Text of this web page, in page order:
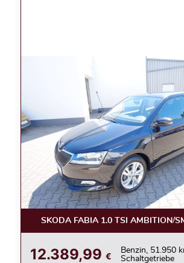
SKODA FABIA 1.0 TSI AMBITION/
12.389,99 €
Benzin, 51.950
Schaltgetriebe